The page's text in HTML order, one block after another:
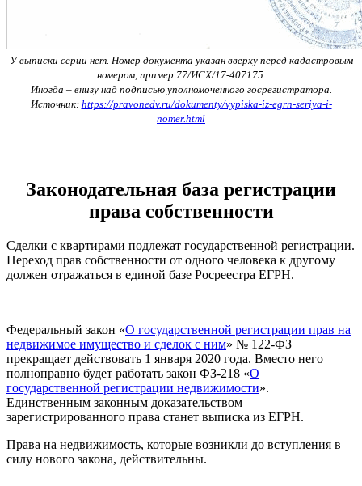
У выписки серии нет. Номер документа указан вверху перед кадастровым
номером, пример 77/ИСХ/17-407175.
Иногда – внизу над подписью уполномоченного госрегистратора.
Источник: https://pravonedv.ru/dokumenty/vypiska-iz-egrn-seriya-i-
nomer.html
Законодательная база регистрации
права собственности
Сделки с квартирами подлежат государственной регистрации.
Переход прав собственности от одного человека к другому
должен отражаться в единой базе Росреестра ЕГРН.
Федеральный закон «О государственной регистрации прав на
недвижимое имущество и сделок с ним» № 122-ФЗ
прекращает действовать 1 января 2020 года. Вместо него
полноправно будет работать закон ФЗ-218 «О
государственной регистрации недвижимости».
Единственным законным доказательством
зарегистрированного права станет выписка из ЕГРН.
Права на недвижимость, которые возникли до вступления в
силу нового закона, действительны.